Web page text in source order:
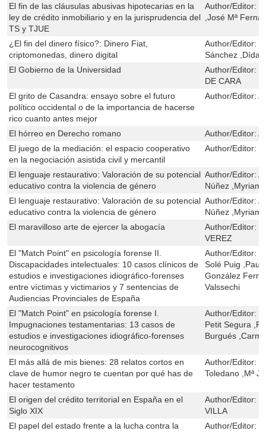
El fin de las cláusulas abusivas hipotecarias en la
ley de crédito inmobiliario y en la jurisprudencia del
TS y TJUE
Author/Editor:
,José Mª
¿El fin del dinero físico?: Dinero Fiat,
criptomonedas, dinero digital
Author/Editor:
Sánchez
El Gobierno de la Universidad
Author/Editor:
DE CARA
El grito de Casandra: ensayo sobre el futuro
político occidental o de la importancia de hacerse
rico cuanto antes mejor
Author/Editor:
El hórreo en Derecho romano Author/Editor:
El juego de la mediación: el espacio cooperativo
en la negociación asistida civil y mercantil
Author/Editor:
El lenguaje restaurativo: Valoración de su potencial
educativo contra la violencia de género
Author/Editor:
Núñez ,Myriam
El lenguaje restaurativo: Valoración de su potencial
educativo contra la violencia de género
Author/Editor:
Núñez ,Myriam
El maravilloso arte de ejercer la abogacía
Author/Editor:
VEREZ
El "Match Point" en psicología forense II.
Discapacidades intelectuales: 10 casos clínicos de
estudios e investigaciones idiográfico-forenses
entre víctimas y victimarios y 7 sentencias de
Audiencias Provinciales de España
Author/Editor:
Solé Puig ,Pau
González
Valssechi
El "Match Point" en psicología forense I.
Impugnaciones testamentarias: 13 casos de
estudios e investigaciones idiográfico-forenses
neurocognitivos
Author/Editor:
Petit Segura
Burgués
El más allá de mis bienes: 28 relatos cortos en
clave de humor negro te cuentan por qué has de
hacer testamento
Author/Editor:
Toledano ,Mª
El origen del crédito territorial en España en el
Siglo XIX
Author/Editor:
VILLA
El papel del estado frente a la lucha contra la
Author/Editor: